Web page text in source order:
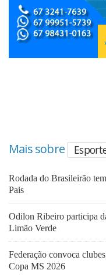
Mais sobre
Rodada do Brasileirão
Pais
Odilon Ribeiro participa
Limão Verde
Federação convoca
Copa MS 2026